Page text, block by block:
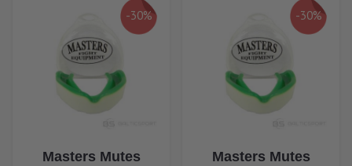
-30%
Masters Mutes
-30%
Masters Mutes